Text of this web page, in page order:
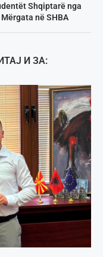
Shqiptarë nga
Mërgata në SHBA
И ЗА: